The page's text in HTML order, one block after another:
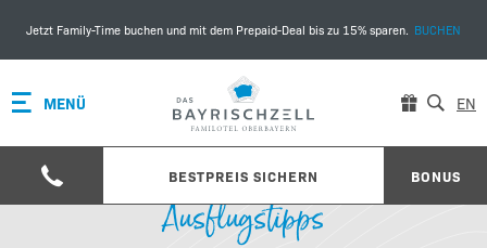
Jetzt Family-Time buchen und mit dem Prepaid-Deal bis zu 15% sparen. BUCHEN
MENÜ
BESTPREIS SICHERN BONUS
EN
Ausflugstipps